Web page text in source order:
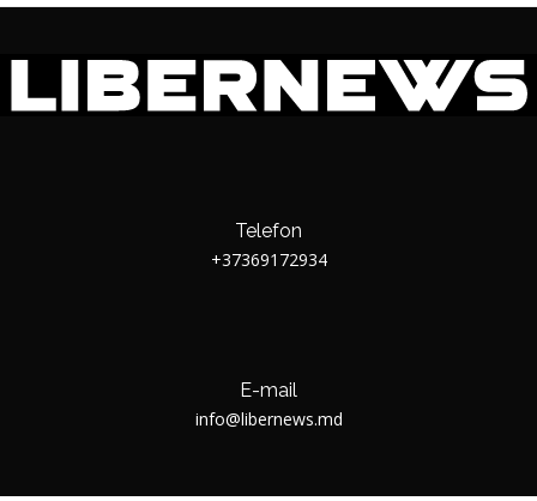
Telefon
+37369172934
E-mail
info@libernews.md